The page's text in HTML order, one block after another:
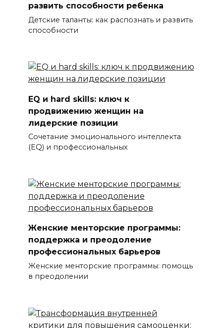
развить способности ребенка
Детские таланты: как распознать и развить
способности
EQ и hard skills: ключ к
продвижению женщин на
лидерские позиции
Сочетание эмоционального интеллекта
(EQ) и профессиональных
Женские менторские программы:
поддержка и преодоление
профессиональных барьеров
Женские менторские программы: помощь
в преодолении